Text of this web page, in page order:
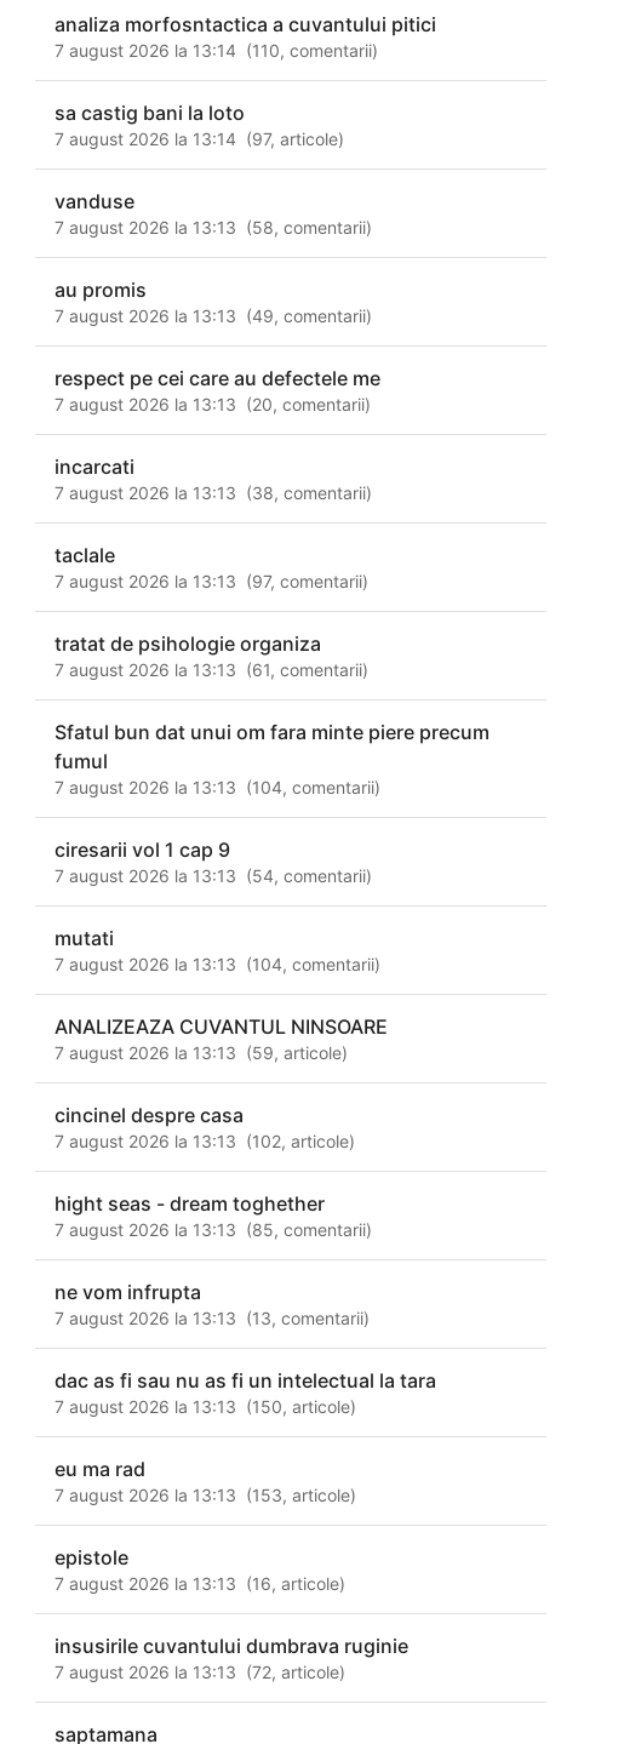
analiza morfosntactica a cuvantului pitici
7 august 2026 la 13:14 (110,comentarii)
sa castig bani la loto
7 august 2026 la 13:14 (97,articole)
vanduse
7 august 2026 la 13:13 (58,comentarii)
au promis
7 august 2026 la 13:13 (49,comentarii)
respect pe cei care au defectele me
7 august 2026 la 13:13 (20,comentarii)
incarcati
7 august 2026 la 13:13 (38,comentarii)
taclale
7 august 2026 la 13:13 (97,comentarii)
tratat de psihologie organiza
7 august 2026 la 13:13 (61,comentarii)
Sfatul bun dat unui om fara minte piere precum
fumul
7 august 2026 la 13:13 (104,comentarii)
ciresarii vol 1 cap 9
7 august 2026 la 13:13 (54,comentarii)
mutati
7 august 2026 la 13:13 (104,comentarii)
ANALIZEAZA CUVANTUL NINSOARE
7 august 2026 la 13:13 (59,articole)
cincinel despre casa
7 august 2026 la 13:13 (102,articole)
hight seas - dream toghether
7 august 2026 la 13:13 (85,comentarii)
ne vom infrupta
7 august 2026 la 13:13 (13,comentarii)
dac as fi sau nu as fi un intelectual la tara
7 august 2026 la 13:13 (150,articole)
eu ma rad
7 august 2026 la 13:13 (153,articole)
epistole
7 august 2026 la 13:13 (16,articole)
insusirile cuvantului dumbrava ruginie
7 august 2026 la 13:13 (72,articole)
saptamana